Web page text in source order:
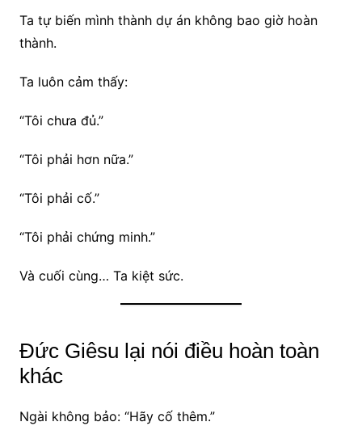
Ta tự biến mình thành dự án không bao giờ hoàn
thành.
Ta luôn cảm thấy:
“Tôi chưa đủ.”
“Tôi phải hơn nữa.”
“Tôi phải cố.”
“Tôi phải chứng minh.”
Và cuối cùng… Ta kiệt sức.
Đức Giêsu lại nói điều hoàn toàn
khác
Ngài không bảo: “Hãy cố thêm.”